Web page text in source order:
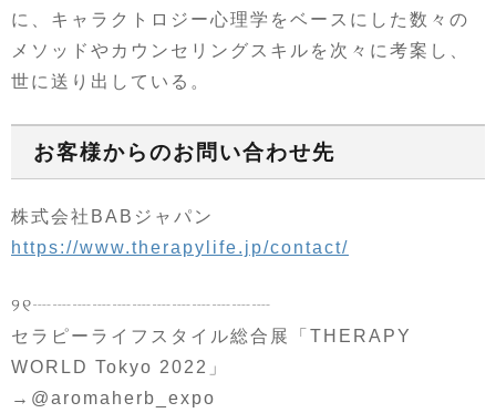
に、キャラクトロジー心理学をベースにした数々の
メソッドやカウンセリングスキルを次々に考案し、
世に送り出している。
お客様からのお問い合わせ先
株式会社BABジャパン
https://www.therapylife.jp/contact/
୨୧┈┈┈┈┈┈┈┈┈┈┈┈
セラピーライフスタイル総合展「THERAPY
WORLD Tokyo 2022」
→@aromaherb_expo